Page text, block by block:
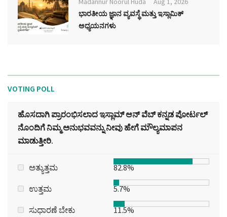
ಭಾರತೀಯ ಜ್ಞಾನ ವ್ಯವಸ್ಥೆ ಮತ್ತು ಇಸ್ಲಾಮಿಕ್
ಅಧ್ಯಯನಗಳು
VOTING POLL
ಹೊಸದಾಗಿ ಪ್ರಾರಂಭಿಸಲಾದ ಇಸ್ಲಾಮ್ ಆನ್ ವೆಬ್ ಕನ್ನಡ ಪೋರ್ಟಲ್‌
ನೊಂದಿಗೆ ನಿಮ್ಮ ಅನುಭವವನ್ನು ನೀವು ಹೇಗೆ ಮೌಲ್ಯಮಾಪನ
ಮಾಡುತ್ತೀರಿ.
ಅತ್ಯುತ್ತಮ 82.8%
ಉತ್ತಮ 5.7%
ಸುಧಾರಣೆ ಬೇಕು 11.5%